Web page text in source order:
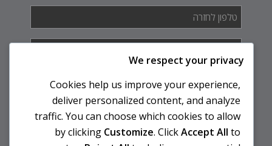
לחזרה *
איך
יכולים
לך?
We respect your privacy
Cookies help us improve your experience,
deliver personalized content, and analyze
traffic. You can choose which cookies to allow
by clicking Customize. ClickAccept All to